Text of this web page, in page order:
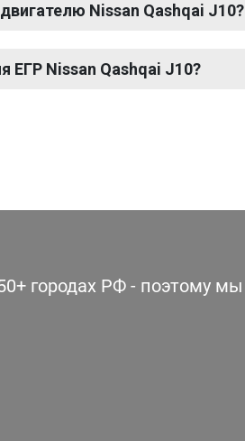
Nissan Qashqai J10?
Nissan Qashqai J10?
городах РФ - поэтому мы